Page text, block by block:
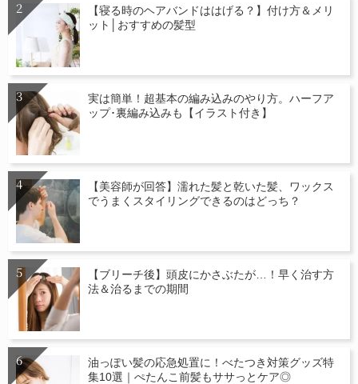
【寝る時のヘアバンドははげる？】付け方＆メリ
ット│おすすめの髪型
実は簡単！超基本の編み込みのやり方。ハーフア
ップ･裏編み込みも【イラスト付き】
【美容師が回答】濡れた髪と乾いた髪、ワックス
でうまくスタイリングできるのはどっち？
【ブリーチ後】頭皮にかさぶたが…！早く治す方
法＆治るまでの期間
油っぽい髪の応急処置に！べたつき対策グッズ特
集10選｜ぺたんこ前髪もササっとケア◎